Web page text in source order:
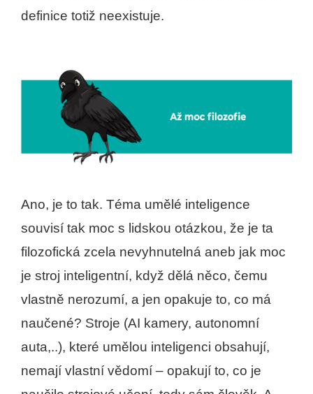
definice totiž neexistuje.
Ano, je to tak. Téma umělé inteligence
souvisí tak moc s lidskou otázkou, že je ta
filozofická zcela nevyhnutelná aneb jak moc
je stroj inteligentní, když dělá něco, čemu
vlastně nerozumí, a jen opakuje to, co má
naučené? Stroje (AI kamery, autonomní
auta,..), které umělou inteligenci obsahují,
nemají vlastní vědomí – opakují to, co je